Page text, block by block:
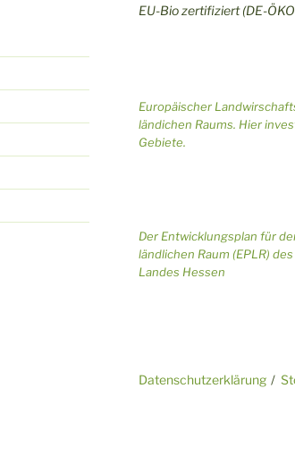
EU-Bio zertifiziert (DE-
Europäischer
ländichen Raums. Hier
Gebiete.
Der Entwicklungsplan für
ländlichen Raum (EPLR) des
Landes Hessen
Datenschutzerklärung